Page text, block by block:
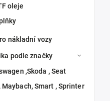
oleje
nákladní vozy
podle značky
,Skoda , Seat
Maybach, Smart , Sprinter